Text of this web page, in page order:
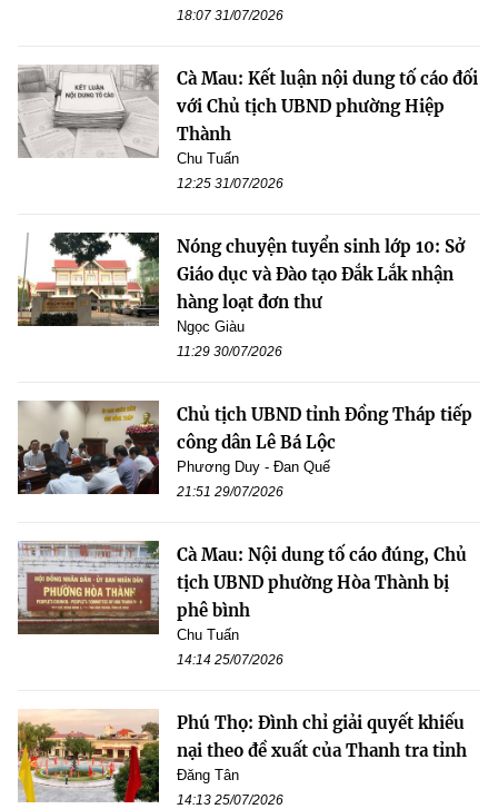
18:07 31/07/2026
Cà Mau: Kết luận nội dung tố cáo đối
với Chủ tịch UBND phường Hiệp
Thành
Chu Tuấn
12:25 31/07/2026
Nóng chuyện tuyển sinh lớp 10: Sở
Giáo dục và Đào tạo Đắk Lắk nhận
hàng loạt đơn thư
Ngọc Giàu
11:29 30/07/2026
Chủ tịch UBND tỉnh Đồng Tháp tiếp
công dân Lê Bá Lộc
Phương Duy - Đan Quế
21:51 29/07/2026
Cà Mau: Nội dung tố cáo đúng, Chủ
tịch UBND phường Hòa Thành bị
phê bình
Chu Tuấn
14:14 25/07/2026
Phú Thọ: Đình chỉ giải quyết khiếu
nại theo đề xuất của Thanh tra tỉnh
Đăng Tân
14:13 25/07/2026